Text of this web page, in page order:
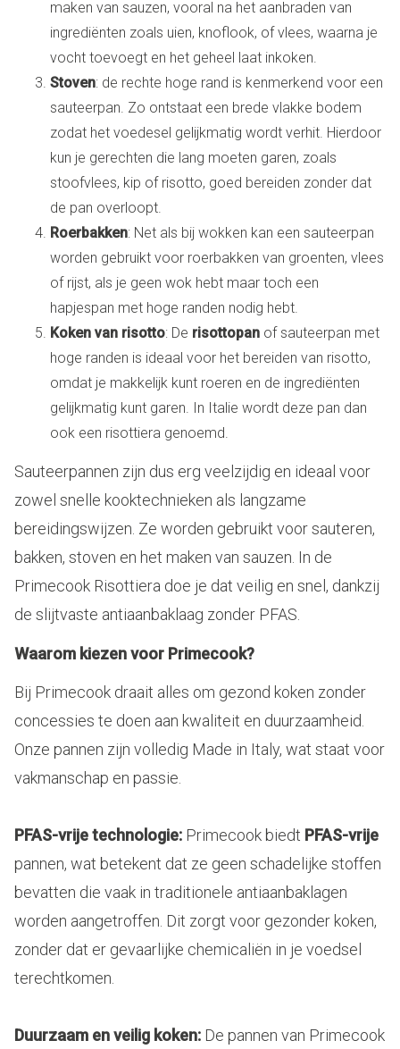
maken van sauzen, vooral na het aanbraden van
ingrediënten zoals uien, knoflook, of vlees, waarna je
vocht toevoegt en het geheel laat inkoken.
Stoven: de rechte hoge rand is kenmerkend voor een
sauteerpan. Zo ontstaat een brede vlakke bodem
zodat het voedesel gelijkmatig wordt verhit. Hierdoor
kun je gerechten die lang moeten garen, zoals
stoofvlees, kip of risotto, goed bereiden zonder dat
de pan overloopt.
Roerbakken: Net als bij wokken kan een sauteerpan
worden gebruikt voor roerbakken van groenten, vlees
of rijst, als je geen wok hebt maar toch een
hapjespan met hoge randen nodig hebt.
Koken van risotto: De risottopan of sauteerpan met
hoge randen is ideaal voor het bereiden van risotto,
omdat je makkelijk kunt roeren en de ingrediënten
gelijkmatig kunt garen. In Italie wordt deze pan dan
ook een risottiera genoemd.
Sauteerpannen zijn dus erg veelzijdig en ideaal voor
zowel snelle kooktechnieken als langzame
bereidingswijzen. Ze worden gebruikt voor sauteren,
bakken, stoven en het maken van sauzen. In de
Primecook Risottiera doe je dat veilig en snel, dankzij
de slijtvaste antiaanbaklaag zonder PFAS.
Waarom kiezen voor Primecook?
Bij Primecook draait alles om gezond koken zonder
concessies te doen aan kwaliteit en duurzaamheid.
Onze pannen zijn volledig Made in Italy, wat staat voor
vakmanschap en passie.
PFAS-vrije technologie: Primecook biedt PFAS-vrije
pannen, wat betekent dat ze geen schadelijke stoffen
bevatten die vaak in traditionele antiaanbaklagen
worden aangetroffen. Dit zorgt voor gezonder koken,
zonder dat er gevaarlijke chemicaliën in je voedsel
terechtkomen.
Duurzaam en veilig koken: De pannen van Primecook